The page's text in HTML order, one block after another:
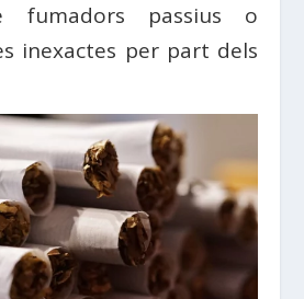
fumadors passius o
inexactes per part dels